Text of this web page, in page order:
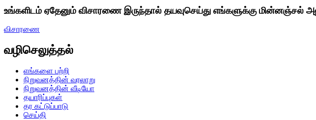
உங்களிடம் ஏதேனும் விசாரணை இருந்தால் தயவுசெய்து எங்களுக்கு மின்னஞ்சல்
விசாரணை
வழிசெலுத்தல்
எங்களை பற்றி
நிறுவனத்தின் வரலாறு
நிறுவனத்தின் வீடியோ
தயாரிப்புகள்
தர கட்டுப்பாடு
செய்தி